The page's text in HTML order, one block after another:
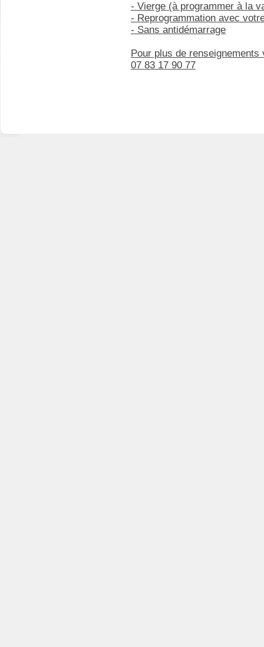
- Vierge (à programmer à la
- Reprogrammation avec
- Sans antidémarrage
Pour plus de
07 83 17 90 77